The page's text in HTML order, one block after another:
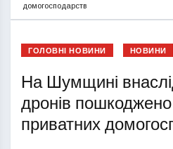
домогосподарств
ГОЛОВНІ НОВИНИ НОВИНИ
На Шумщині
дронів пошкоджено
приватних